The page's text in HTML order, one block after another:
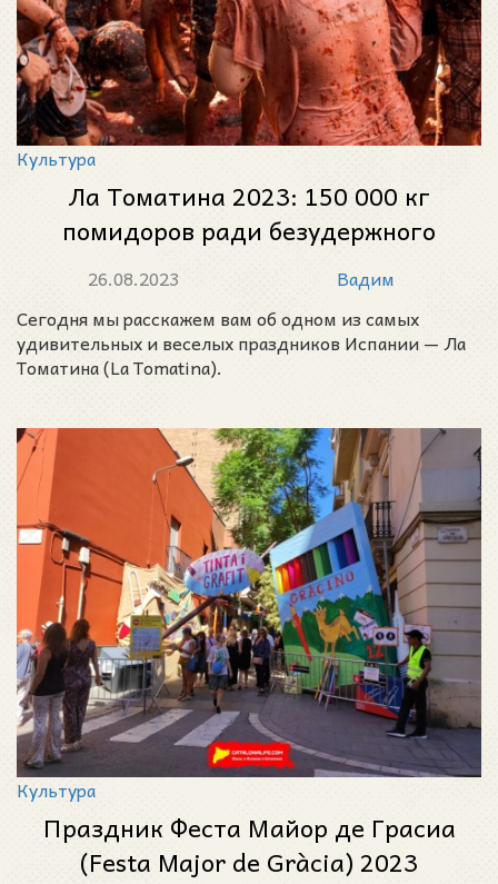
Культура
Ла Томатина 2023: 150 000 кг
помидоров ради безудержного
веселья и удовольствия
26.08.2023
Вадим
Сегодня мы расскажем вам об одном из самых
удивительных и веселых праздников Испании — Ла
Томатина (La Tomatina).
Культура
Праздник Феста Майор де Грасиа
(Festa Major de Gràcia) 2023